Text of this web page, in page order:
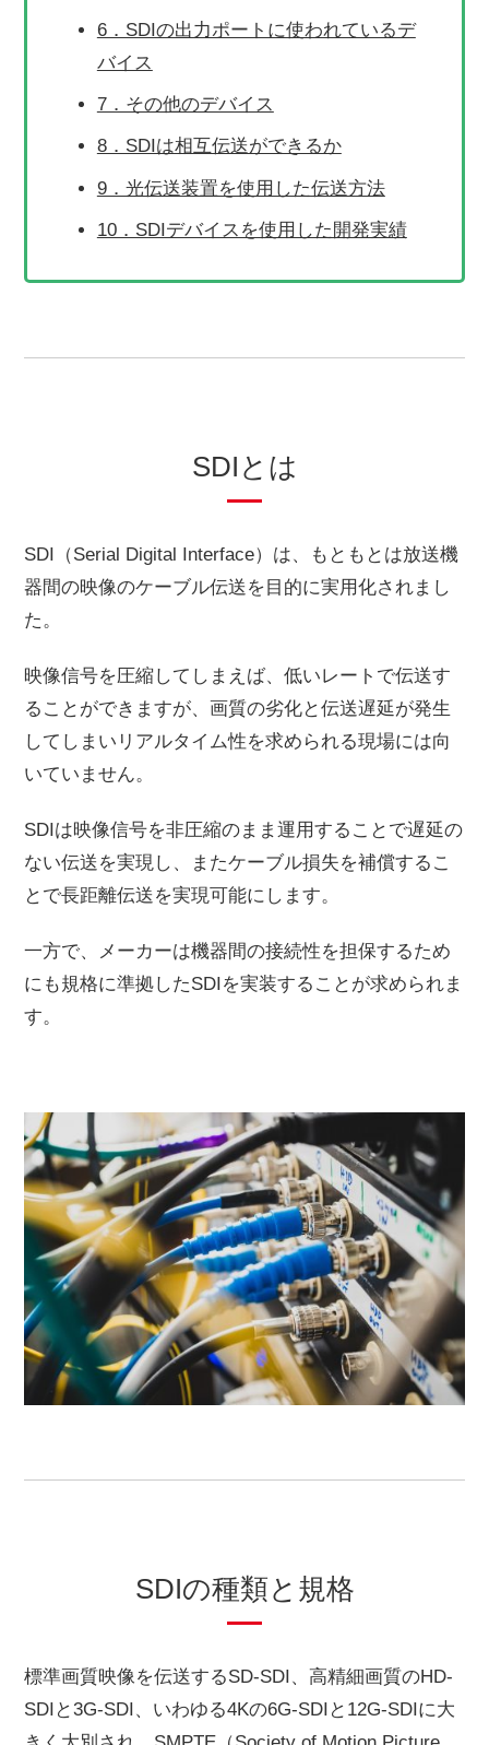
6．SDIの出力ポートに使われているデ
バイス
7．その他のデバイス
8．SDIは相互伝送ができるか
9．光伝送装置を使用した伝送方法
10．SDIデバイスを使用した開発実績
SDIとは
SDI（Serial Digital Interface）は、もともとは放送機
器間の映像のケーブル伝送を目的に実用化されまし
た。
映像信号を圧縮してしまえば、低いレートで伝送す
ることができますが、画質の劣化と伝送遅延が発生
してしまいリアルタイム性を求められる現場には向
いていません。
SDIは映像信号を非圧縮のまま運用することで遅延の
ない伝送を実現し、またケーブル損失を補償するこ
とで長距離伝送を実現可能にします。
一方で、メーカーは機器間の接続性を担保するため
にも規格に準拠したSDIを実装することが求められま
す。
SDIの種類と規格
標準画質映像を伝送するSD-SDI、高精細画質のHD-
SDIと3G-SDI、いわゆる4Kの6G-SDIと12G-SDIに大